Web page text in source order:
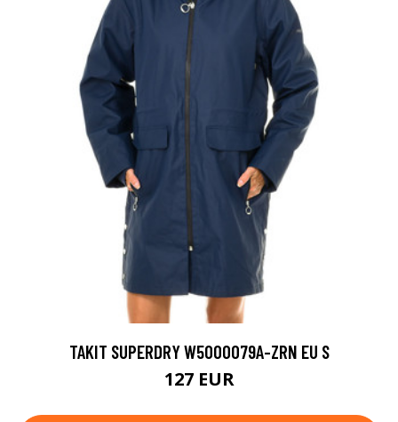
TAKIT SUPERDRY W5000079A-ZRN EU S
127 EUR